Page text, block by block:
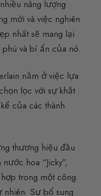
năng lượng
mới và việc nghiên
nhất sẽ mang lại
và bí ẩn của nó.
nằm ở việc lựa
lọc với sự khắt
của các thành
thương hiệu đầu
hoa “Jicky”,
trong một công
nhiên. Sự bổ sung